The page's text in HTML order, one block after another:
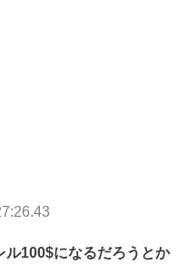
ル100$になるだろうとか